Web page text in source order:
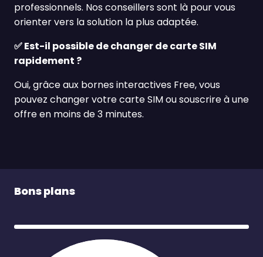
professionnels. Nos conseillers sont là pour vous
orienter vers la solution la plus adaptée.
✅Est-il possible de changer de carte SIM
rapidement ?
Oui, grâce aux bornes interactives Free, vous
pouvez changer votre carte SIM ou souscrire à une
offre en moins de 3 minutes.
Bons plans